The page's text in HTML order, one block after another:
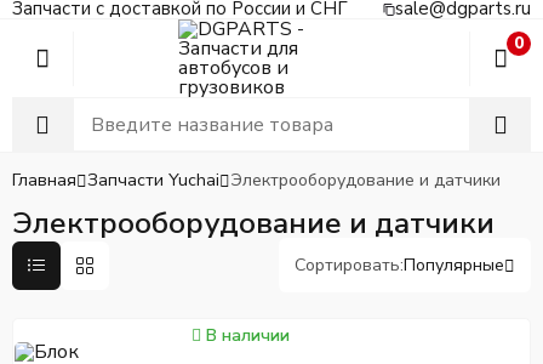
Запчасти с доставкой по России и СНГ sale@dgparts.ru
0
Главная Запчасти Yuchai Электрооборудование и датчики
Электрооборудование и датчики
Сортировать:Популярные
В наличии